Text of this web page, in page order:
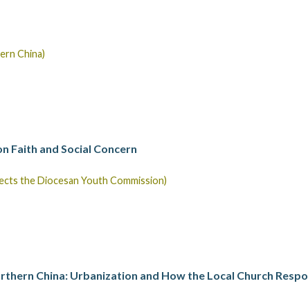
China)
Faith and Social Concern
the Diocesan Youth Commission)
China: Urbanization and How the Local Church